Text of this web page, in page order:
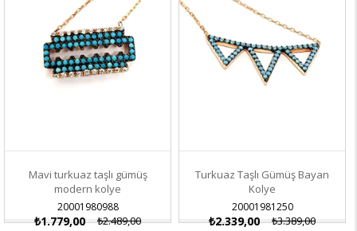
Mavi turkuaz taşlı gümüş
modern kolye
20001980988
₺1.779,00 ₺2.489,00
Turkuaz Taşlı Gümüş Bayan
Kolye
20001981250
₺2.339,00 ₺3.389,00